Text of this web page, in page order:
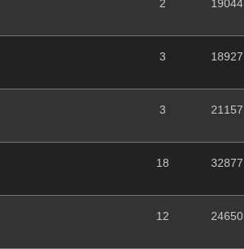
2 19044
3 18927
3 21157
18 32877
12 24650